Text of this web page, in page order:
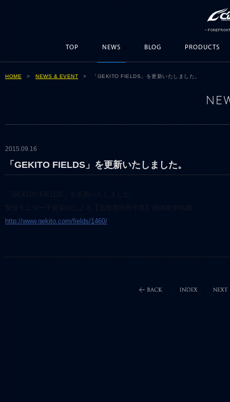
TOP NEWS BLOG PRODUCTS
HOME >NEWS & EVENT > 「GEKITO FIELDS」を更新いたしました。
2015.09.16
「GEKITO FIELDS」を更新いたしました。
「GEKITO FIELDS」を更新いたしました。
撃投モニター千葉栄治による【北海道積丹半島】西側海岸地磯
http://www.gekito.com/fields/1460/